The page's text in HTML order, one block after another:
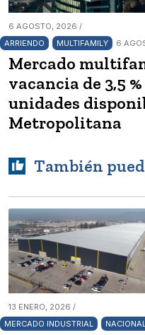
6 AGOSTO, 2026 /
ARRIENDO
MULTIFAMILY 6
Mercado
vacancia de 3,5
unidades
Metropolitana
También
13 ENERO, 2026 /
MERCADO INDUSTRIAL